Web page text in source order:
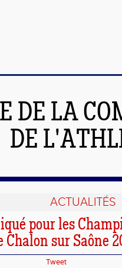
DE LA
DE
ACTUALITÉS
pour les
Chalon sur Saône
Tweet